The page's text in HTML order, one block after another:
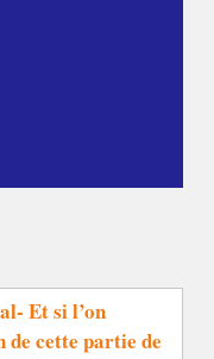
Et si l’on
cette partie de